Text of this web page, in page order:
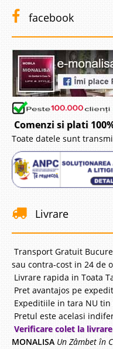
facebook
Comenzi si plati
Toate datele sunt
Livrare
Transport Gratuit
sau contra-cost in 24 de
Livrare rapida in Toata
Pret avantajos pe
Expeditiile in tara NU
Pretul este acelasi
Verificare colet la livrare
MONALISA Un Zâmbet în